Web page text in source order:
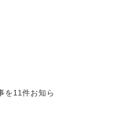
を11件お知ら